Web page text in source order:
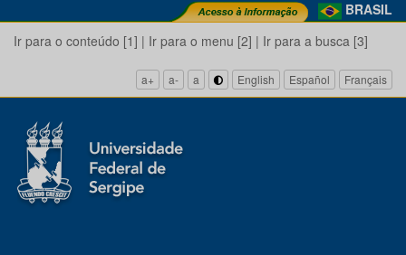
BRASIL
Ir para o conteúdo [1] | Ir para o menu [2] | Ir para a busca [3]
a+ a- a English Español Français